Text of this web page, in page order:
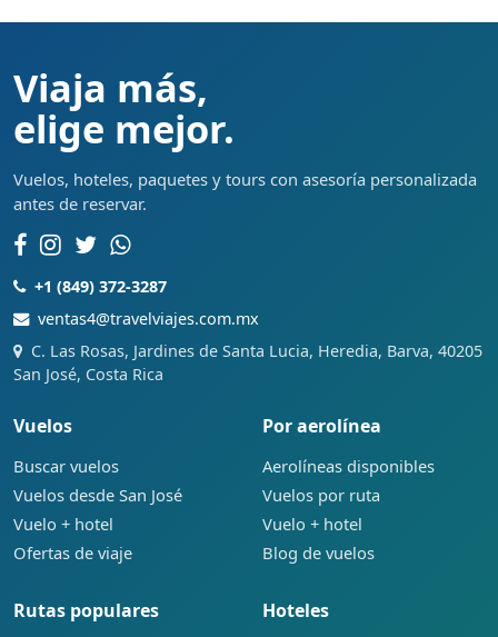
Viaja más,
elige mejor.
Vuelos, hoteles, paquetes y tours con asesoría personalizada
antes de reservar.
+1 (849) 372-3287
ventas4@travelviajes.com.mx
C. Las Rosas, Jardines de Santa Lucia, Heredia, Barva, 40205
San José, Costa Rica
Vuelos
Buscar vuelos
Vuelos desde San José
Vuelo + hotel
Ofertas de viaje
Por aerolínea
Aerolíneas disponibles
Vuelos por ruta
Vuelo + hotel
Blog de vuelos
Rutas populares Hoteles